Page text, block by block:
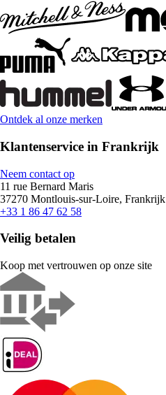
Ontdek al onze merken
Klantenservice in Frankrijk
Neem contact op
11 rue Bernard Maris
37270 Montlouis-sur-Loire, Frankrijk
+33 1 86 47 62 58
Veilig betalen
Koop met vertrouwen op onze site